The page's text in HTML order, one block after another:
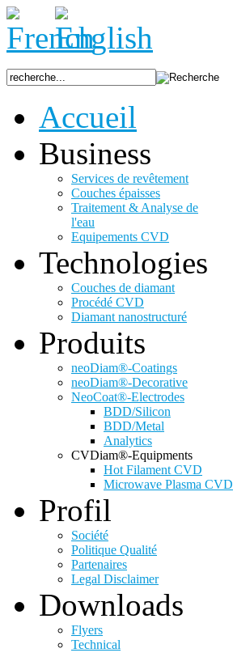
Accueil
Business
Services de revêtement
Couches épaisses
Traitement & Analyse de
l'eau
Equipements CVD
Technologies
Couches de diamant
Procédé CVD
Diamant nanostructuré
Produits
neoDiam®-Coatings
neoDiam®-Decorative
NeoCoat®-Electrodes
BDD/Silicon
BDD/Metal
Analytics
CVDiam®-Equipments
Hot Filament CVD
Microwave Plasma CVD
Profil
Société
Politique Qualité
Partenaires
Legal Disclaimer
Downloads
Flyers
Technical